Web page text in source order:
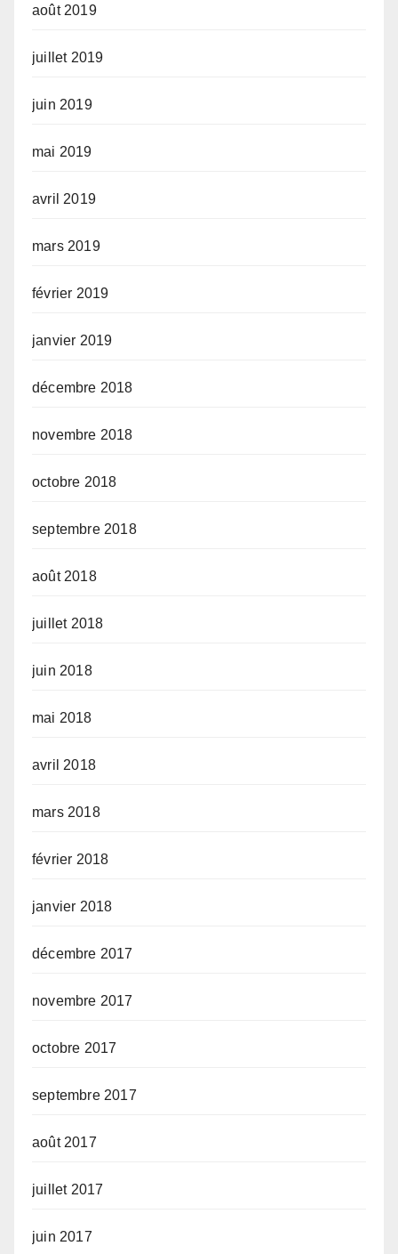
août 2019
juillet 2019
juin 2019
mai 2019
avril 2019
mars 2019
février 2019
janvier 2019
décembre 2018
novembre 2018
octobre 2018
septembre 2018
août 2018
juillet 2018
juin 2018
mai 2018
avril 2018
mars 2018
février 2018
janvier 2018
décembre 2017
novembre 2017
octobre 2017
septembre 2017
août 2017
juillet 2017
juin 2017